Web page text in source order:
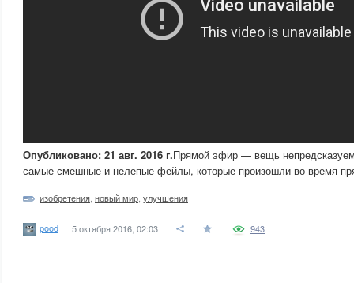
Опубликовано: 21 авг. 2016 г.Прямой эфир — вещь
самые смешные и нелепые фейлы, которые произошли во время
изобретения новый мир улучшения
pood 5 октября 2016, 02:03 943